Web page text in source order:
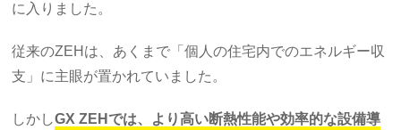
に入りました。
従来のZEHは、あくまで「個人の住宅内でのエネルギー収
支」に主眼が置かれていました。
しかしGX ZEHでは、より高い断熱性能や効率的な設備導